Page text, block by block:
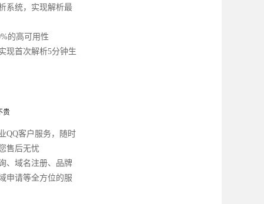
系统，实现解析最
的高可用性
现首次解析5分钟生
贵
QQ客户服务，随时
售后无忧
、域名注册、品牌
申请等全方位的服